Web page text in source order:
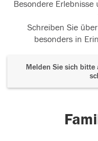
Besondere
Schreiben Sie
besonders in
Melden Sie sich